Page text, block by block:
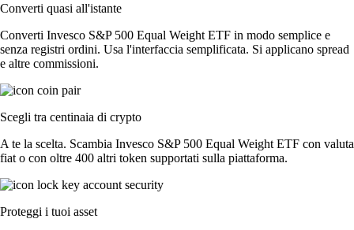
Converti quasi all'istante
Converti Invesco S&P 500 Equal Weight ETF in modo semplice e
senza registri ordini. Usa l'interfaccia semplificata. Si applicano spread
e altre commissioni.
Scegli tra centinaia di crypto
A te la scelta. Scambia Invesco S&P 500 Equal Weight ETF con valuta
fiat o con oltre 400 altri token supportati sulla piattaforma.
Proteggi i tuoi asset